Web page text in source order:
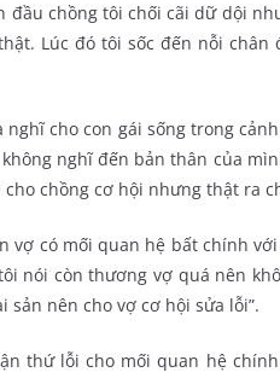
đầu chồng tôi chối cãi dữ dội
Lúc đó tôi sốc đến nỗi chân
nghĩ cho con gái sống trong
nghĩ đến bản thân của
chồng cơ hội nhưng thật ra
vợ có mối quan hệ bất chính
nói còn thương vợ quá nên
nên cho vợ cơ hội sửa lỗi”.
thứ lỗi cho mối quan hệ